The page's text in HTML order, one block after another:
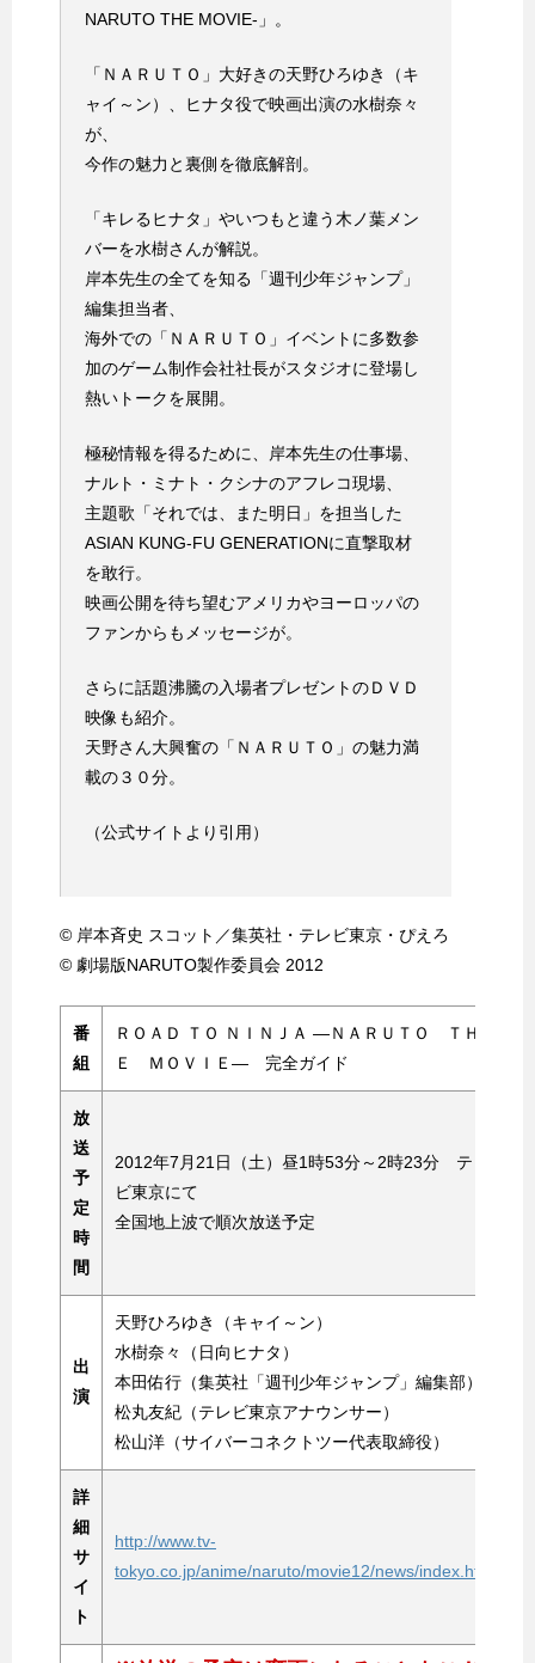
NARUTO THE MOVIE-」。
「ＮＡＲＵＴＯ」大好きの天野ひろゆき（キ
ャイ～ン）、ヒナタ役で映画出演の水樹奈々
が、
今作の魅力と裏側を徹底解剖。
「キレるヒナタ」やいつもと違う木ノ葉メン
バーを水樹さんが解説。
岸本先生の全てを知る「週刊少年ジャンプ」
編集担当者、
海外での「ＮＡＲＵＴＯ」イベントに多数参
加のゲーム制作会社社長がスタジオに登場し
熱いトークを展開。
極秘情報を得るために、岸本先生の仕事場、
ナルト・ミナト・クシナのアフレコ現場、
主題歌「それでは、また明日」を担当した
ASIAN KUNG-FU GENERATIONに直撃取材
を敢行。
映画公開を待ち望むアメリカやヨーロッパの
ファンからもメッセージが。
さらに話題沸騰の入場者プレゼントのＤＶＤ
映像も紹介。
天野さん大興奮の「ＮＡＲＵＴＯ」の魅力満
載の３０分。
（公式サイトより引用）
© 岸本斉史 スコット／集英社・テレビ東京・ぴえろ
© 劇場版NARUTO製作委員会 2012
番
組
ＲＯＡＤ ＴＯ ＮＩＮＪＡ —ＮＡＲＵＴＯ ＴＨ
Ｅ ＭＯＶＩＥ— 完全ガイド
放
送
予
定
時
間
2012年7月21日（土）昼1時53分～2時23分 テレ
ビ東京にて
全国地上波で順次放送予定
出
演
天野ひろゆき（キャイ～ン）
水樹奈々（日向ヒナタ）
本田佑行（集英社「週刊少年ジャンプ」編集部）
松丸友紀（テレビ東京アナウンサー）
松山洋（サイバーコネクトツー代表取締役）
詳
細
サ
イ
ト
http://www.tv-
tokyo.co.jp/anime/naruto/movie12/news/index.html